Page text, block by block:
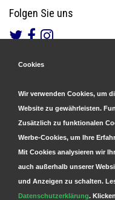
Folgen Sie uns
Cookies
Wir verwenden Cookies, um
Website zu gewährleisten.
Zusätzlich zu funktionalen
Werbe-Cookies, um Ihre
Mit Cookies analysieren wir
auch außerhalb unserer
und Anzeigen zu schalten.
Datenschutzerklärung.